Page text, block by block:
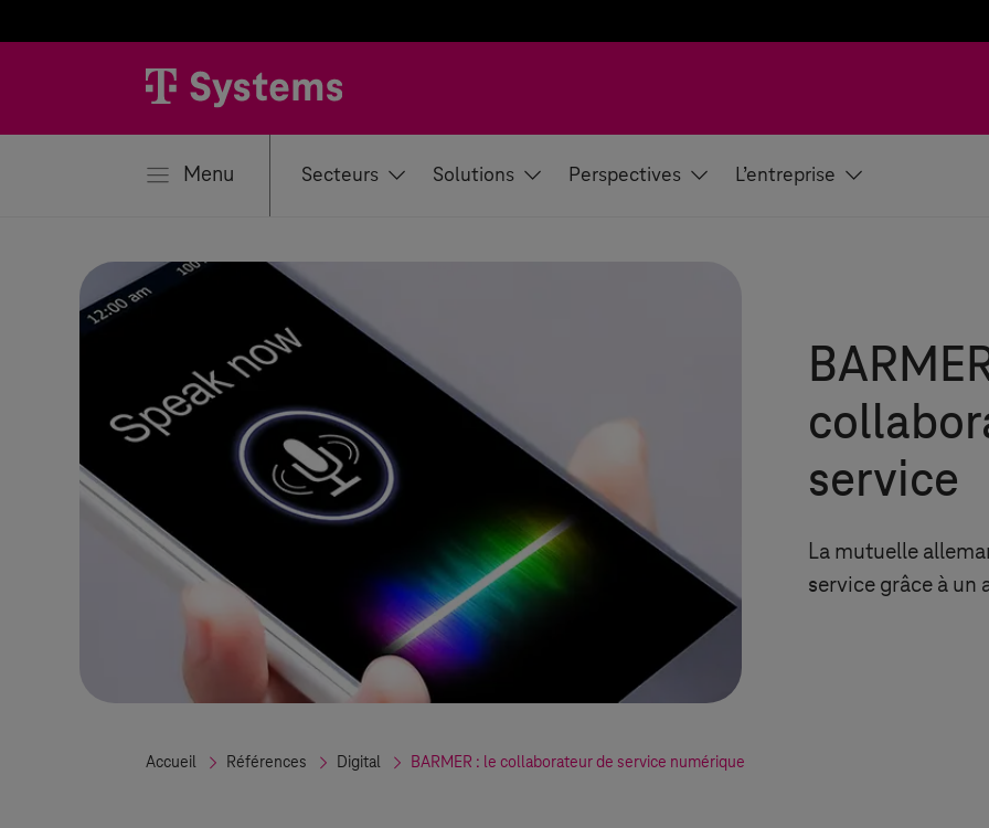
Menu Secteurs Solutions Perspectives L’entreprise
service
La mutuelle
service grâce à un
Accueil Références Digital BARMER : le collaborateur de service numérique